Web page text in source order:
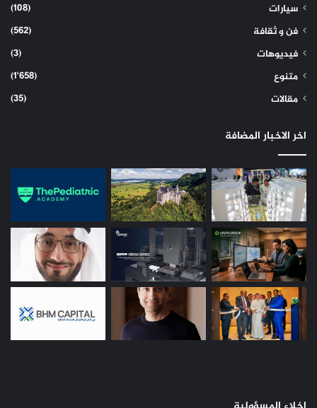
سيارات
(108)
فن و ثقافة
(562)
فيديوهات
(3)
متنوع
(1٬658)
مقالات
(35)
اخر الاخبار المضافة